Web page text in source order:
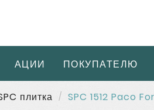
АЦИИ ПОКУПАТЕЛЮ
плитка SPC 1512 Paco